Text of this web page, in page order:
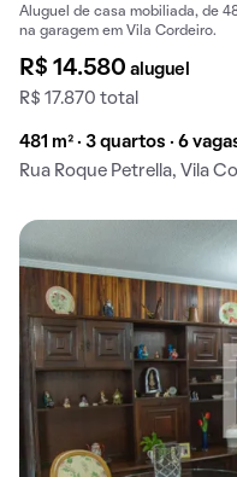
Aluguel de casa mobiliada, de
na garagem em Vila Cordeiro.
R$ 14.580aluguel
R$ 17.870 total
481 m² · 3 quartos · 6
Rua Roque Petrella, Vila